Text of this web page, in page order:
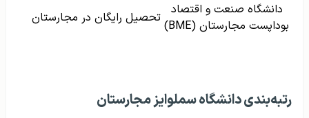
دانشگاه صنعت و اقتصاد
بوداپست مجارستان (BME)
تحصیل رایگان در مجارستان
رتبه‌بندی دانشگاه سملوایز مجارستان